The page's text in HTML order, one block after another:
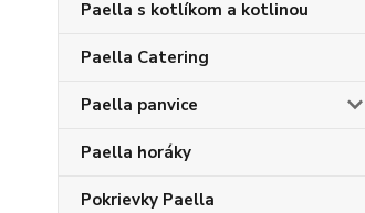
Paella s kotlíkom a kotlinou
Paella Catering
Paella panvice
Paella horáky
Pokrievky Paella